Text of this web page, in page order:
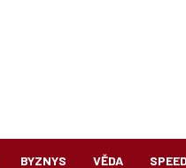
BYZNYS VĚDA